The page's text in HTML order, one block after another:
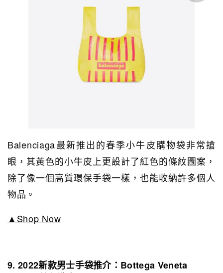
Balenciaga最新推出的春季小牛皮購物袋非常搶
眼，其黃色的小牛皮上更設計了紅色的條紋圖案，
除了像一個高質環保手袋一樣，也能收納許多個人
物品。
▲Shop Now
9. 2022新款男士手袋推介：Bottega Veneta